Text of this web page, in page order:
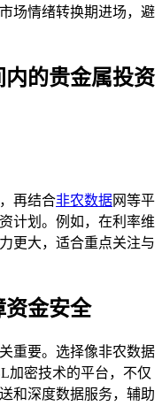
场情绪转换期进场，避
的贵金属投资
再结合非农数据网等平
计划。例如，在利率维
更大，适合重点关注与
资金安全
重要。选择像非农数据
加密技术的平台，不仅
和深度数据服务，辅助